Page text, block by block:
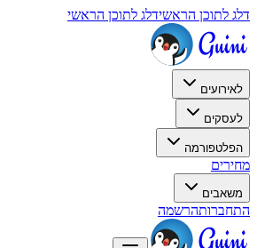
דלג לתוכן הראשידלג לתוכן הראשי
לאירועים
לעסקים
הפלטפורמה
מחירים
משאבים
התחברותהרשמה